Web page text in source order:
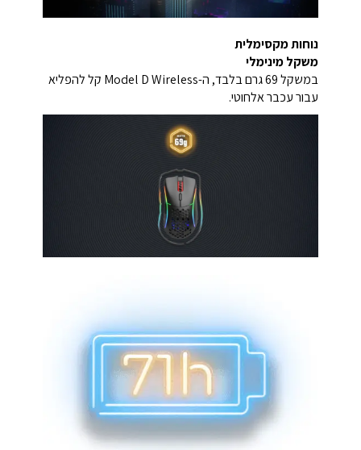
נוחות מקסימלית
משקל מינימלי
במשקל 69 גרם בלבד, ה-Model D Wireless קל להפליא
עבור עכבר אלחוטי.